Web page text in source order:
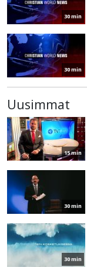
30 min
30 min
Uusimmat
15 min
30 min
30 min